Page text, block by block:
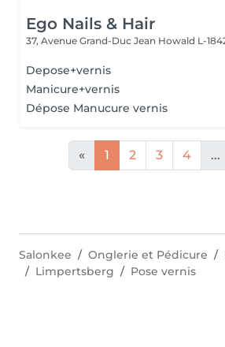
Ego Nails & Hair
37, Avenue Grand-Duc Jean Howald L-
Depose+vernis
Manicure+vernis
Dépose Manucure vernis
« 1 2 3 4 ...
Salonkee Onglerie et Pédicure
Limpertsberg
Pose vernis